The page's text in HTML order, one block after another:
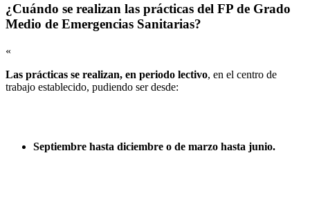
¿Cuándo se realizan las prácticas del FP de Grado
Medio de Emergencias Sanitarias?
«
Las prácticas se realizan, en periodo lectivo, en el centro de
trabajo establecido, pudiendo ser desde:
Septiembre hasta diciembre o de marzo hasta junio.